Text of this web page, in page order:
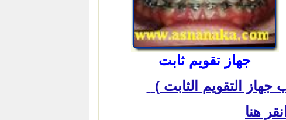
جهاز تقويم ثابت
التقويم الثابت )
هنا